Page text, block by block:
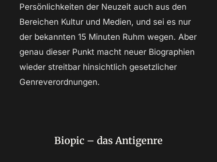
Persönlichkeiten der Neuzeit auch aus den
Bereichen Kultur und Medien, und sei es nur
der bekannten 15 Minuten Ruhm wegen. Aber
genau dieser Punkt macht neuer Biographien
wieder streitbar hinsichtlich gesetzlicher
Genreverordnungen.
Biopic – das Antigenre